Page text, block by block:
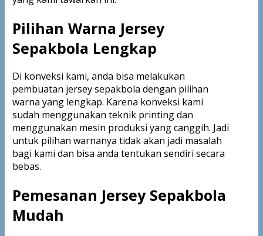
Pilihan Warna Jersey
Sepakbola Lengkap
Di konveksi kami, anda bisa melakukan
pembuatan jersey sepakbola dengan pilihan
warna yang lengkap. Karena konveksi kami
sudah menggunakan teknik printing dan
menggunakan mesin produksi yang canggih. Jadi
untuk pilihan warnanya tidak akan jadi masalah
bagi kami dan bisa anda tentukan sendiri secara
bebas.
Pemesanan Jersey Sepakbola
Mudah